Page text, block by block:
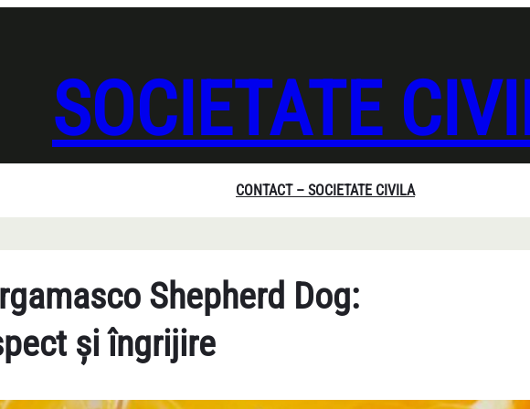
SOCIETATE
CONTACT – SOCIETATE CIVILA
Shepherd Dog:
și îngrijire